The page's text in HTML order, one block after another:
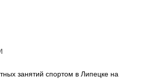
занятий спортом в Липецке на